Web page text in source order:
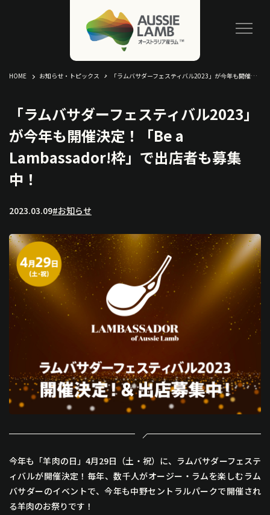
HOME お知らせ・トピックス 「ラムバサダーフェスティバル2023」が今年も開催決定！「Be a Lambassador!枠」で出店者も募集中！
「ラムバサダーフェスティバル2023」
が今年も開催決定！「Be a
Lambassador!枠」で出店者も募集
中！
2023.03.09#お知らせ
今年も「羊肉の日」4月29日（土・祝）に、ラムバサダーフェステ
ィバルが開催決定！毎年、数千人がオージー・ラムを楽しむラム
バサダーのイベントで、今年も中野セントラルパークで開催され
る羊肉のお祭りです！